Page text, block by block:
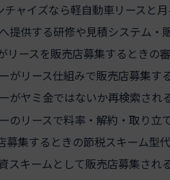
チャイズなら軽自動車リースと
提供する研修や見積システム・
リースを販売店募集するときの
がリース仕組みで販売店募集す
がヤミ金ではないか再検索され
のリースで料率・解約・取り立
募集するときの節税スキーム型
スキームとして販売店募集さ